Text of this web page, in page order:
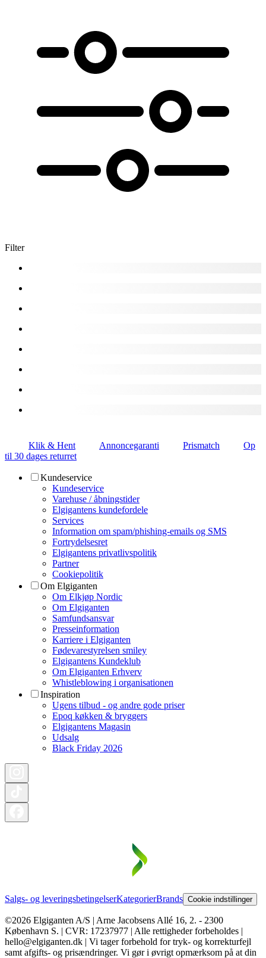
Filter
Klik & Hent Annoncegaranti Prismatch
Op
til 30 dages returret
Kundeservice
Kundeservice
Varehuse / åbningstider
Elgigantens kundefordele
Services
Information om spam/phishing-emails og SMS
Fortrydelsesret
Elgigantens privatlivspolitik
Partner
Cookiepolitik
Om Elgiganten
Om Elkjøp Nordic
Om Elgiganten
Samfundsansvar
Presseinformation
Karriere i Elgiganten
Fødevarestyrelsen smiley
Elgigantens Kundeklub
Om Elgiganten Erhverv
Whistleblowing i organisationen
Inspiration
Ugens tilbud - og andre gode priser
Epoq køkken & bryggers
Elgigantens Magasin
Udsalg
Black Friday 2026
Salgs- og leveringsbetingelserKategorierBrands Cookie indstillinger
©2026 Elgiganten A/S | Arne Jacobsens Allé 16, 2. - 2300
København S. | CVR: 17237977 | Alle rettigheder forbeholdes |
hello@elgiganten.dk | Vi tager forbehold for tryk- og korrekturfejl
samt afgifts- og prisændringer. Vi gør i øvrigt opmærksom på at din